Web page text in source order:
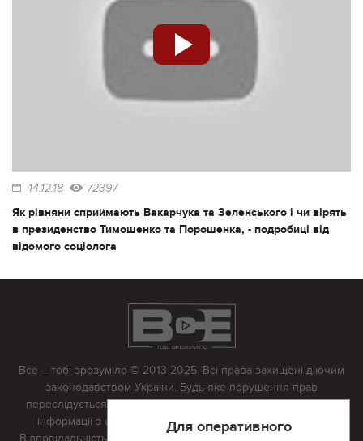
14.12.18 72397
Як рівняни сприймають Вакарчука та Зеленського і чи вірять
в президенство Тимошенко та Порошенка, - подробиці від
відомого соціолога
Для оперативного
Все – тобі зрозуміло © 2013-2025. Всі права захищені діючим
законодавством України. Будь-яке порушення прав
переслідується в судовому порядку. Будь-яке відтворення
інформації з сайту тільки з письмово дозволу редакції.
Відповідальність за достовірність усіх матеріалів, розміщених